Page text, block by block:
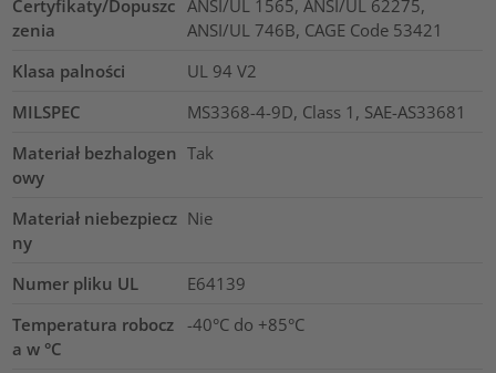
Certyfikaty/Dopuszc
zenia
ANSI/UL 1565, ANSI/UL 62275,
ANSI/UL 746B, CAGE Code 53421
Klasa palności
UL 94 V2
MILSPEC
MS3368-4-9D, Class 1, SAE-AS33681
Materiał bezhalogen
owy
Tak
Materiał niebezpiecz
ny
Nie
Numer pliku UL
E64139
Temperatura robocz
a w °C
-40°C do +85°C